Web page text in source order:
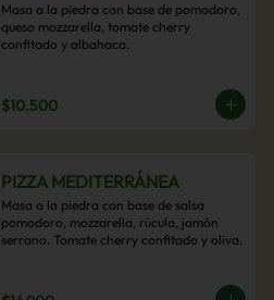
Masa a la piedra con base de pomodoro,
queso mozzarella, tomate cherry
confitado y albahaca.
$10.500
PIZZA MEDITERRÁNEA
Masa a la piedra con base de salsa
pomodoro, mozzarella, rúcula, jamón
serrano. Tomate cherry confitado y oliva.